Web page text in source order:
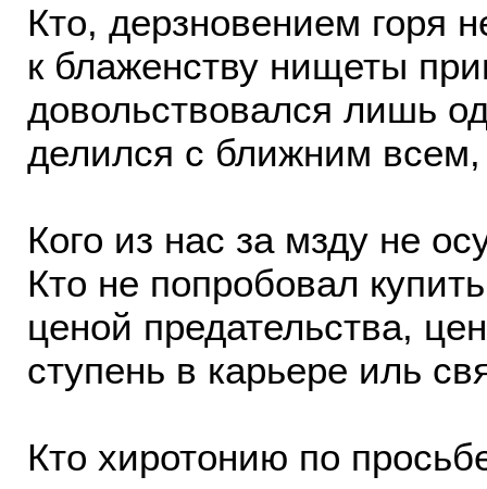
Кто, дерзновением горя
к блаженству нищеты
довольствовался лишь
делился с ближним
Кого из нас за мзду не
Кто не попробовал
ценой предательства,
ступень в карьере иль
Кто хиротонию по